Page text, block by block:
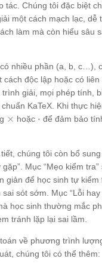
tác. Chúng tôi đặc biệt
một cách mạch lạc, dễ
làm mà còn hiểu sâu
nhiều phần (a, b, c…),
cách độc lập hoặc có
trình giải, mọi phép tính,
KaTeX. Khi thực
\times
× hoặc \cdot
⋅ để đảm bảo
chúng tôi còn bổ
gặp”. Mục “Mẹo kiểm
giản để học sinh tự kiểm
sót sớm. Mục “Lỗi hay
học sinh thường mắc
tránh lặp lại sai lầm.
về phương trình
chúng tôi có thể thêm: